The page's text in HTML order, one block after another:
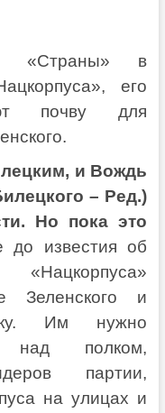
«Страны» в
его
почву для
и Вождь
– Ред.)
Но пока это
известия об
«Нацкорпуса»
Зеленского и
Им нужно
над полком,
партии,
на улицах и